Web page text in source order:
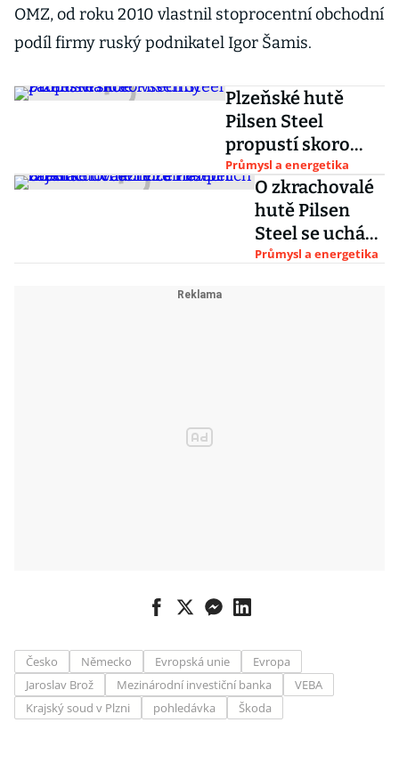
OMZ, od roku 2010 vlastnil stoprocentní obchodní
podíl firmy ruský podnikatel Igor Šamis.
Plzeňské hutě
Pilsen Steel
propustí skoro
všechny
zaměstnance
Průmysl a energetika
O zkrachovalé
hutě Pilsen
Steel se uchází
více než pět
Průmysl a energetika
Česko Německo Evropská unie
Evropa
Jaroslav Brož
Mezinárodní investiční banka
VEBA
Krajský soud v Plzni
pohledávka Škoda